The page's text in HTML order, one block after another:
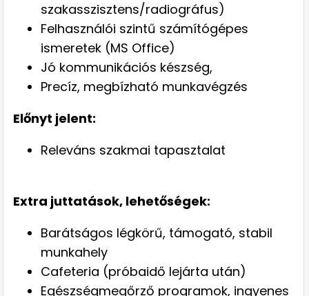
szakasszisztens/radiográfus)
Felhasználói szintű számítógépes
ismeretek (MS Office)
Jó kommunikációs készség,
Precíz, megbízható munkavégzés
Előnyt jelent:
Releváns szakmai tapasztalat
Extra juttatások, lehetőségek:
Barátságos légkörű, támogató, stabil
munkahely
Cafeteria (próbaidő lejárta után)
Egészségmegőrző programok, ingyenes